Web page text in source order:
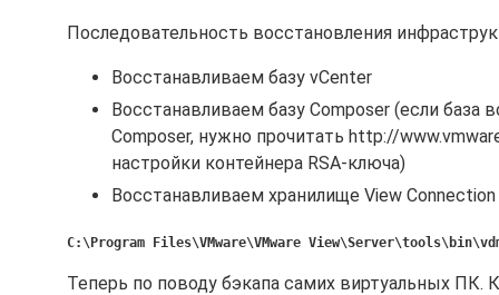
Последовательность восстановления
Восстанавливаем базу vCenter
Восстанавливаем базу Composer (если база
Composer, нужно прочитать http://
настройки контейнера RSA-ключа)
Восстанавливаем хранилище View
C:\Program Files\VMware\VMware
Теперь по поводу бэкапа самих виртуальных ПК.